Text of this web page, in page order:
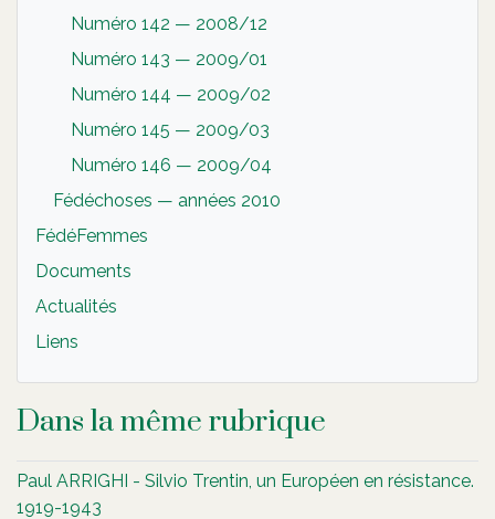
Numéro 142 — 2008/12
Numéro 143 — 2009/01
Numéro 144 — 2009/02
Numéro 145 — 2009/03
Numéro 146 — 2009/04
Fédéchoses — années 2010
FédéFemmes
Documents
Actualités
Liens
Dans la même rubrique
Paul ARRIGHI - Silvio Trentin, un Européen en résistance.
1919-1943